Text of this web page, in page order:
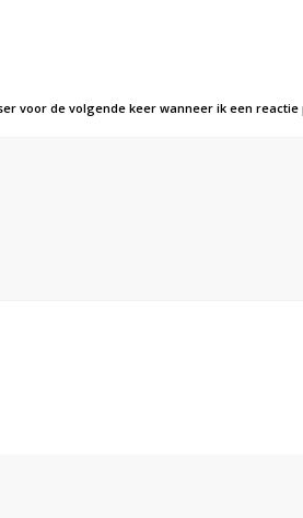
voor de volgende keer wanneer ik een reactie